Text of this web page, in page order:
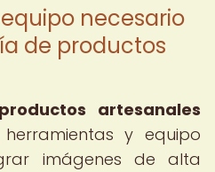
necesario
de productos
artesanales
y equipo
imágenes de alta